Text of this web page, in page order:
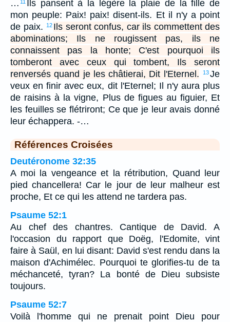
… 11
Ils pansent à la légère la plaie de la fille de
mon peuple: Paix! paix! disent-ils. Et il n'y a point
de paix.
12 Ils seront confus, car ils commettent des
abominations; Ils ne rougissent pas, ils ne
connaissent pas la honte; C'est pourquoi ils
tomberont avec ceux qui tombent, Ils seront
renversés quand je les châtierai, Dit l'Eternel.
13Je
veux en finir avec eux, dit l'Eternel; Il n'y aura plus
de raisins à la vigne, Plus de figues au figuier, Et
les feuilles se flétriront; Ce que je leur avais donné
leur échappera. -…
Références Croisées
Deutéronome 32:35
A moi la vengeance et la rétribution, Quand leur
pied chancellera! Car le jour de leur malheur est
proche, Et ce qui les attend ne tardera pas.
Psaume 52:1
Au chef des chantres. Cantique de David. A
l'occasion du rapport que Doëg, l'Edomite, vint
faire à Saül, en lui disant: David s'est rendu dans la
maison d'Achimélec. Pourquoi te glorifies-tu de ta
méchanceté, tyran? La bonté de Dieu subsiste
toujours.
Psaume 52:7
Voilà l'homme qui ne prenait point Dieu pour